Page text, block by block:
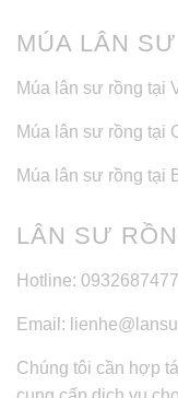
MÚA LÂN
Múa lân sư rồng tại
Múa lân sư rồng tại
Múa lân sư rồng tại
LÂN SƯ
Hotline:
Email:
Chúng tôi cần hợp